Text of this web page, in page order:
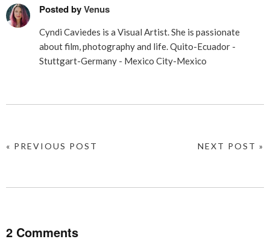
Posted byVenus
Cyndi Caviedes is a Visual Artist. She is passionate
about film, photography and life. Quito-Ecuador -
Stuttgart-Germany - Mexico City-Mexico
NEXT POST »
« PREVIOUS POST
2 Comments